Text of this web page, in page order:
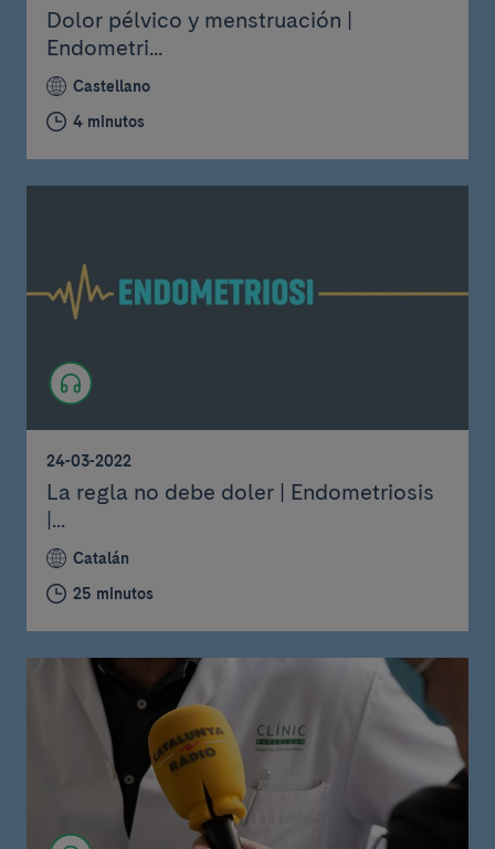
Dolor pélvico y menstruación |
Endometri...
Castellano
4 minutos
24-03-2022
La regla no debe doler | Endometriosis
|...
Catalán
25 minutos